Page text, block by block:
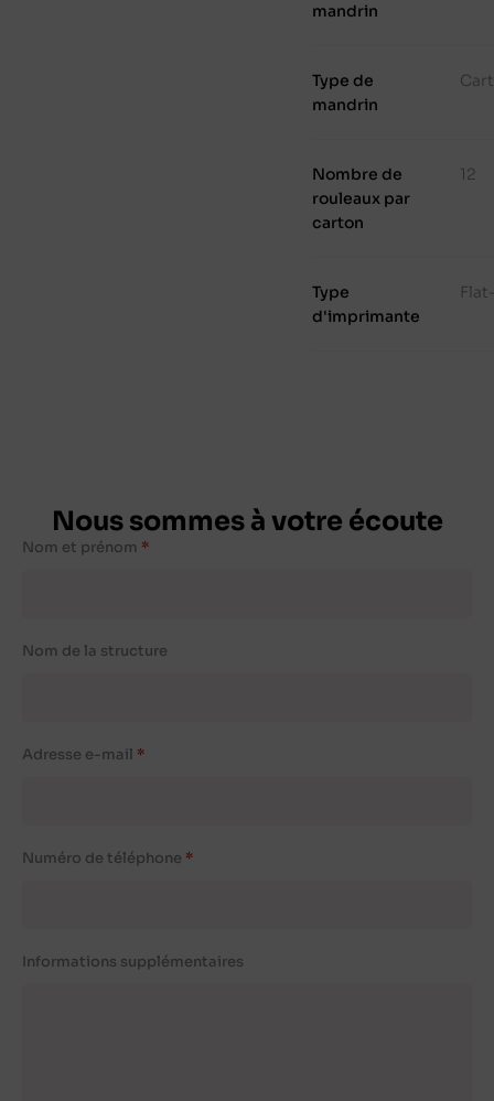
mandrin
Type de
mandrin
Nombre de
rouleaux par
carton
12
Type
d'imprimante
Nous sommes à votre écoute
Nom et prénom
Nom de la structure
Adresse e-mail
Numéro de téléphone
Informations supplémentaires